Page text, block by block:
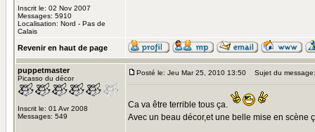
Inscrit le: 02 Nov 2007
Messages: 5910
Localisation: Nord - Pas de
Calais
Revenir en haut de page
puppetmaster
Picasso du décor
Inscrit le: 01 Avr 2008
Messages: 549
Posté le: Jeu Mar 25, 2010 13:50 Sujet du message:
Ca va être terrible tous ça.
Avec un beau décor,et une belle mise en scène